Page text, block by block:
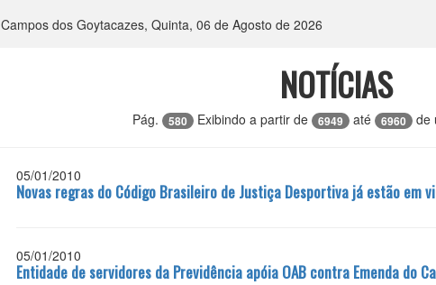
Campos dos Goytacazes, Quinta, 06 de Agosto de 2026
NOTÍCIAS
Pág. 580 Exibindo a partir de 6949 até 6960 de
05/01/2010
Novas regras do Código Brasileiro de Justiça Desportiva já estão em
05/01/2010
Entidade de servidores da Previdência apóia OAB contra Emenda do